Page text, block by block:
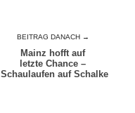
BEITRAG DANACH →
Mainz hofft auf
letzte Chance –
Schaulaufen auf Schalke